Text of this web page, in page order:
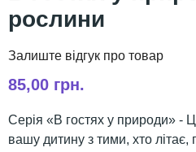
рослини
85,00 грн.
Серія «В гостях у природи» -
вашу дитину з тими, хто літає,